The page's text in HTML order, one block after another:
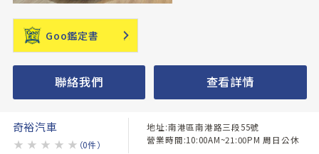
Goo鑑定書
聯絡我們 查看詳情
奇裕汽車
★ ★ ★ ★ ★ （0件）
地址:南港區南港路三段55號
營業時間:10:00AM~21:00PM 周日公休